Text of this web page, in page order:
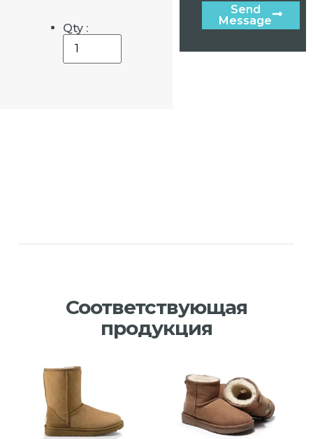
Qty :
Send
Message
Соответствующая
продукция